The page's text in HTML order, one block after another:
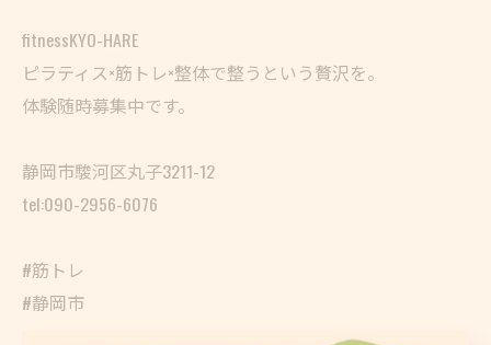
fitnessKYO-HARE
ピラティス×筋トレ×整体で整うという贅沢を。
体験随時募集中です。
静岡市駿河区丸子3211-12
tel:090-2956-6076
#筋トレ
#静岡市